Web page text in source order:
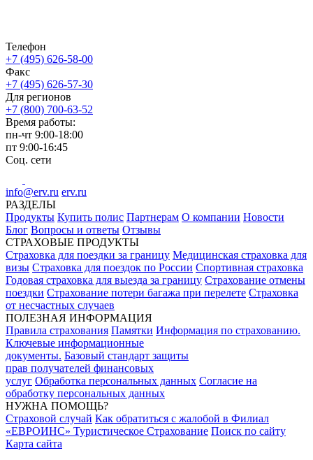
Телефон
+7 (495) 626-58-00
Факс
+7 (495) 626-57-30
Для регионов
+7 (800) 700-63-52
Время работы:
пн-чт 9:00-18:00
пт 9:00-16:45
Соц. сети
info@erv.ru erv.ru
РАЗДЕЛЫ
Продукты Купить полис Партнерам О компании Новости
Блог Вопросы и ответы Отзывы
СТРАХОВЫЕ ПРОДУКТЫ
Страховка для поездки за границу Медицинская страховка для
визы Страховка для поездок по России Спортивная страховка
Годовая страховка для выезда за границу Страхование отмены
поездки Страхование потери багажа при перелете Страховка
от несчастных случаев
ПОЛЕЗНАЯ ИНФОРМАЦИЯ
Правила страхования Памятки Информация по страхованию.
Ключевые информационные
документы. Базовый стандарт защиты
прав получателей финансовых
услуг Обработка персональных данных Согласие на
обработку персональных данных
НУЖНА ПОМОЩЬ?
Страховой случай Как обратиться с жалобой в Филиал
«ЕВРОИНС» Туристическое Страхование Поиск по сайту
Карта сайта